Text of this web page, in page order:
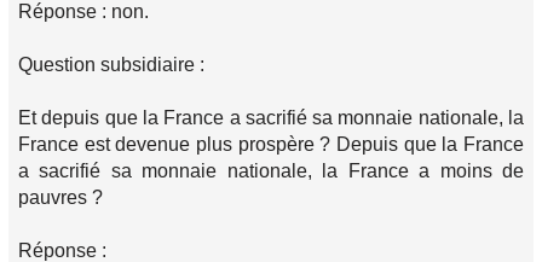
Réponse : non.
Question subsidiaire :
Et depuis que la France a sacrifié sa monnaie nationale, la
France est devenue plus prospère ? Depuis que la France
a sacrifié sa monnaie nationale, la France a moins de
pauvres ?
Réponse :